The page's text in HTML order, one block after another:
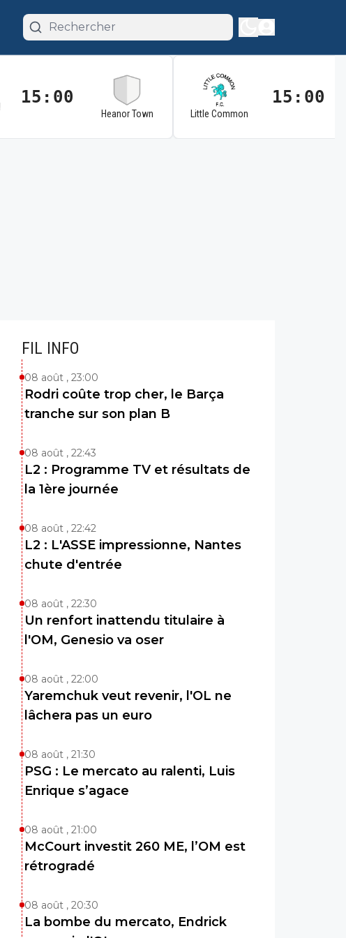
15:00
Heanor Town Little Common
15:00
FIL INFO
08 août , 23:00
Rodri coûte trop cher, le Barça
tranche sur son plan B
08 août , 22:43
L2 : Programme TV et résultats de
la 1ère journée
08 août , 22:42
L2 : L'ASSE impressionne, Nantes
chute d'entrée
08 août , 22:30
Un renfort inattendu titulaire à
l'OM, Genesio va oser
08 août , 22:00
Yaremchuk veut revenir, l'OL ne
lâchera pas un euro
08 août , 21:30
PSG : Le mercato au ralenti, Luis
Enrique s’agace
08 août , 21:00
McCourt investit 260 ME, l’OM est
rétrogradé
08 août , 20:30
La bombe du mercato, Endrick